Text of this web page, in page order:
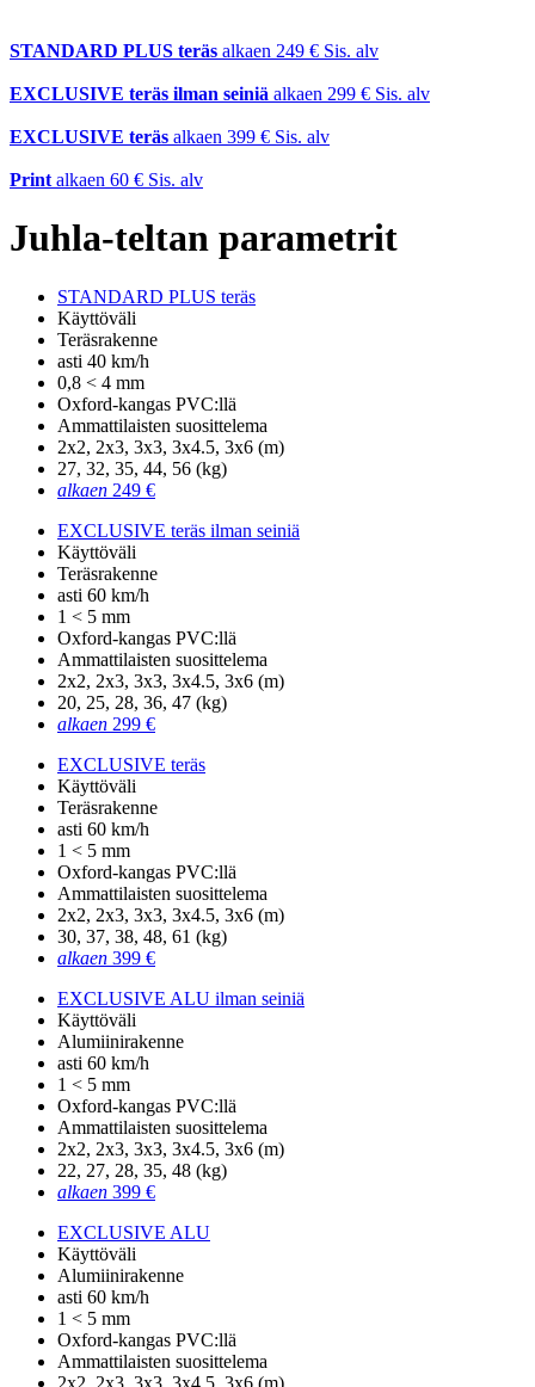
STANDARD PLUS teräs alkaen 249 € Sis. alv
EXCLUSIVE teräs ilman seiniä alkaen 299 € Sis. alv
EXCLUSIVE teräs alkaen 399 € Sis. alv
Print alkaen 60 € Sis. alv
Juhla-teltan parametrit
STANDARD PLUS teräs
Käyttöväli
Teräsrakenne
asti 40 km/h
0,8 < 4 mm
Oxford-kangas PVC:llä
Ammattilaisten suosittelema
2x2, 2x3, 3x3, 3x4.5, 3x6 (m)
27, 32, 35, 44, 56 (kg)
alkaen 249 €
EXCLUSIVE teräs ilman seiniä
Käyttöväli
Teräsrakenne
asti 60 km/h
1 < 5 mm
Oxford-kangas PVC:llä
Ammattilaisten suosittelema
2x2, 2x3, 3x3, 3x4.5, 3x6 (m)
20, 25, 28, 36, 47 (kg)
alkaen 299 €
EXCLUSIVE teräs
Käyttöväli
Teräsrakenne
asti 60 km/h
1 < 5 mm
Oxford-kangas PVC:llä
Ammattilaisten suosittelema
2x2, 2x3, 3x3, 3x4.5, 3x6 (m)
30, 37, 38, 48, 61 (kg)
alkaen 399 €
EXCLUSIVE ALU ilman seiniä
Käyttöväli
Alumiinirakenne
asti 60 km/h
1 < 5 mm
Oxford-kangas PVC:llä
Ammattilaisten suosittelema
2x2, 2x3, 3x3, 3x4.5, 3x6 (m)
22, 27, 28, 35, 48 (kg)
alkaen 399 €
EXCLUSIVE ALU
Käyttöväli
Alumiinirakenne
asti 60 km/h
1 < 5 mm
Oxford-kangas PVC:llä
Ammattilaisten suosittelema
2x2, 2x3, 3x3, 3x4.5, 3x6 (m)